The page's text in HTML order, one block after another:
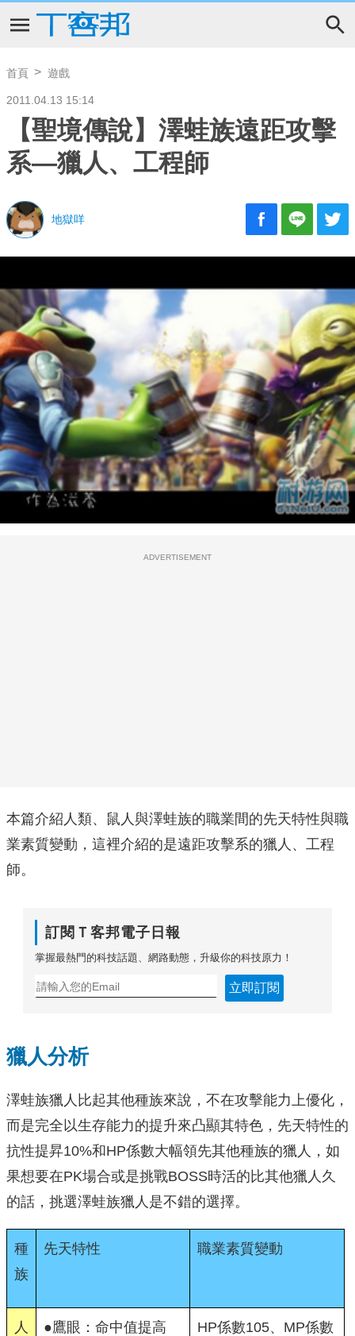
首頁 遊戲
2011.04.13 15:14
【聖境傳說】澤蛙族遠距攻擊
系—獵人、工程師
地獄咩
ADVERTISEMENT
本篇介紹人類、鼠人與澤蛙族的職業間的先天特性與職
業素質變動，這裡介紹的是遠距攻擊系的獵人、工程
師。
訂閱Ｔ客邦電子日報
掌握最熱門的科技話題、網路動態，升級你的科技原力！
立即訂閱
獵人分析
澤蛙族獵人比起其他種族來說，不在攻擊能力上優化，
而是完全以生存能力的提升來凸顯其特色，先天特性的
抗性提昇10%和HP係數大幅領先其他種族的獵人，如
果想要在PK場合或是挑戰BOSS時活的比其他獵人久
的話，挑選澤蛙族獵人是不錯的選擇。
種
族
先天特性 職業素質變動
人
●鷹眼：命中值提高
HP係數105、MP係數